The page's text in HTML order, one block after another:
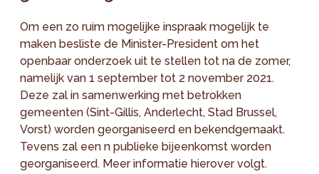
Om een zo ruim mogelijke inspraak mogelijk te
maken besliste de Minister-President om het
openbaar onderzoek uit te stellen tot na de zomer,
namelijk van 1 september tot 2 november 2021.
Deze zal in samenwerking met betrokken
gemeenten (Sint-Gillis, Anderlecht, Stad Brussel,
Vorst) worden georganiseerd en bekendgemaakt.
Tevens zal een n publieke bijeenkomst worden
georganiseerd. Meer informatie hierover volgt.